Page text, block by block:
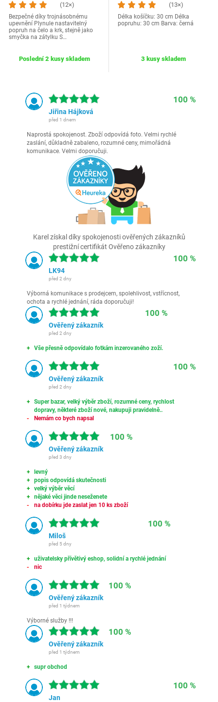
(12×)
Bezpečné díky trojnásobnému
upevnění Plynule nastavitelný
popruh na čelo a krk, stejně jako
smyčka na zátylku S…
Poslední 2 kusy skladem
(13×)
Délka košíčku: 30 cm Délka
popruhu: 30 cm Barva: černá
3 kusy skladem
100 %
Jiřina Hájková
před 1 dnem
Naprostá spokojenost. Zboží odpovídá foto. Velmi rychlé
zaslání, důkladně zabaleno, rozumné ceny, mimořádná
komunikace. Velmi doporučuji.
Karel získal díky spokojenosti ověřených zákazníků
prestižní certifikát Ověřeno zákazníky
100 %
LK94
před 2 dny
Výborná komunikace s prodejcem, spolehlivost, vstřícnost,
ochota a rychlé jednání, ráda doporučuji!
100 %
Ověřený zákazník
před 2 dny
Vše přesně odpovídalo fotkám inzerovaného zoží.
100 %
Ověřený zákazník
před 2 dny
Super bazar, velký výběr zboží, rozumné ceny, rychlost
dopravy, některé zboží nové, nakupuji pravidelně..
Nemám co bych napsal
100 %
Ověřený zákazník
před 3 dny
levný
popis odpovídá skutečnosti
velký výběr věcí
nějaké věci jinde neseženete
na dobírku jde zaslat jen 10 ks zboží
100 %
Miloš
před 5 dny
uživatelsky přívětivý eshop, solidní a rychlé jednání
nic
100 %
Ověřený zákazník
před 1 týdnem
Výborné služby !!!
100 %
Ověřený zákazník
před 1 týdnem
supr obchod
100 %
Jan